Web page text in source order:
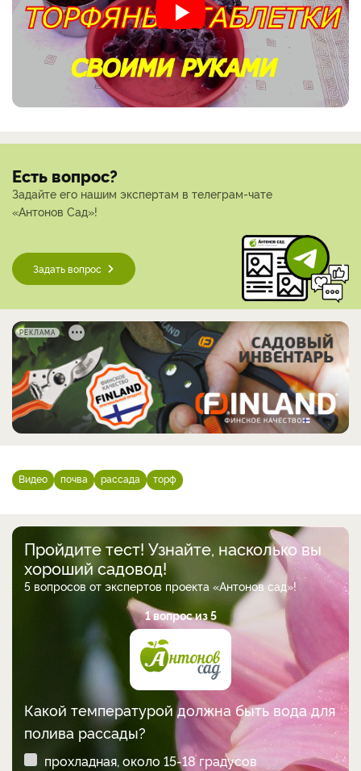
Есть вопрос?
Задайте его нашим экспертам в телеграм-чате
«Антонов Сад»!
Задать вопрос
РЕКЛАМА
Видео почва рассада торф
Пройдите тест! Узнайте, насколько вы
хороший садовод!
5 вопросов от экспертов проекта «Антонов сад»!
1 вопрос из 5
Какой температурой должна быть вода для
полива рассады?
прохладная, около 15-18 градусов